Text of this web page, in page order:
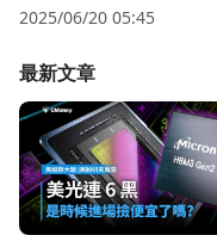
2025/06/20 05:45
最新文章